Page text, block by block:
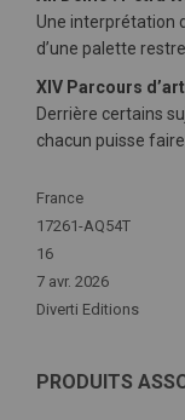
Une interprétation
d’une palette
XIV Parcours
Derrière certains
chacun puisse
Plus
d'infos
France
17261-AQ54T
16
7 avr. 2026
Diverti Editions
PRODUITS